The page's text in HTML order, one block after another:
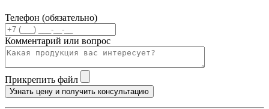
Телефон (обязательно)
Комментарий или вопрос
Прикрепить файл
Узнать цену и получить консультацию